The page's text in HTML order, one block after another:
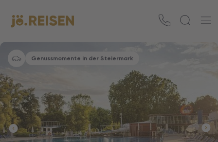
Genussmomente in der Steiermark